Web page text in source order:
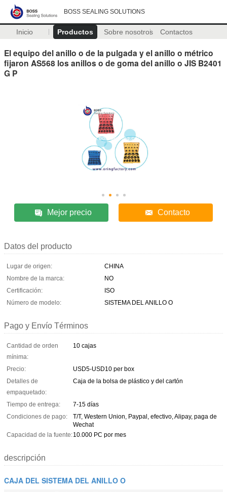
BOSS SEALING SOLUTIONS
Inicio Productos Sobre nosotros Contactos
El equipo del anillo o de la pulgada y el anillo o métrico
fijaron AS568 los anillos o de goma del anillo o JIS B2401
G P
Mejor precio Contacto
Datos del producto
Lugar de origen:
CHINA
Nombre de la marca:
NO
Certificación:
ISO
Número de modelo:
SISTEMA DEL ANILLO O
Pago y Envío Términos
Cantidad de orden
mínima:
10 cajas
Precio:
USD5-USD10 per box
Detalles de
empaquetado:
Caja de la bolsa de plástico y del cartón
Tiempo de entrega:
7-15 días
Condiciones de pago:
T/T, Western Union, Paypal, efectivo, Alipay, paga de
Wechat
Capacidad de la fuente:10.000 PC por mes
descripción
CAJA DEL SISTEMA DEL ANILLO O